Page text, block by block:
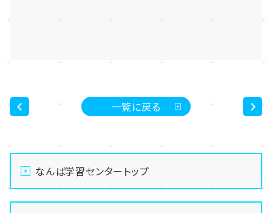
一覧に戻る
なんば学習センタートップ